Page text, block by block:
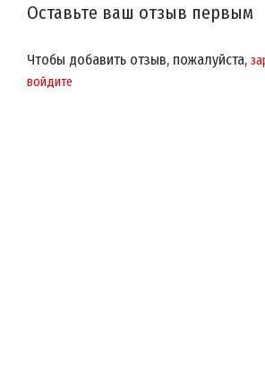
Оставьте ваш отзыв первым
Чтобы добавить отзыв, пожалуйста,
войдите